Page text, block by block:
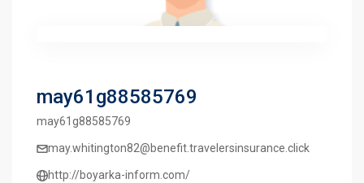
may61g88585769
may61g88585769
may.whitington82@benefit.travelersinsurance.click
http://boyarka-inform.com/